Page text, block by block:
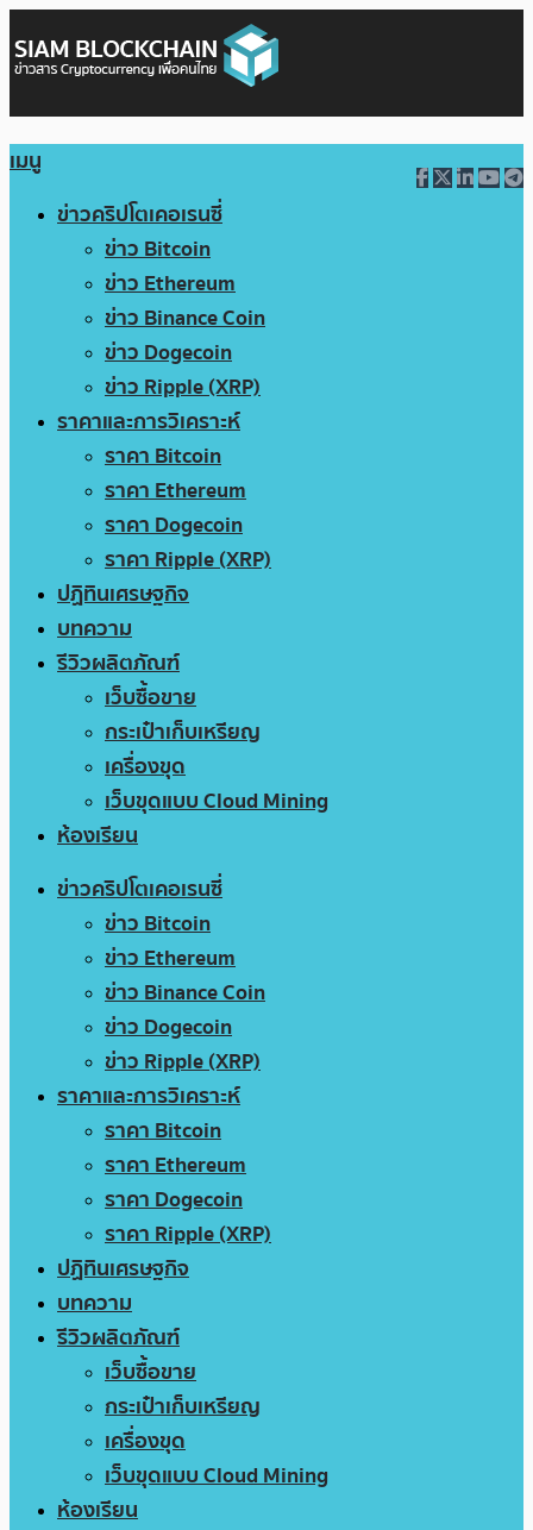
เมนู
ข่าวคริปโตเคอเรนซี่
ข่าว Bitcoin
ข่าว Ethereum
ข่าว Binance Coin
ข่าว Dogecoin
ข่าว Ripple (XRP)
ราคาและการวิเคราะห์
ราคา Bitcoin
ราคา Ethereum
ราคา Dogecoin
ราคา Ripple (XRP)
ปฏิทินเศรษฐกิจ
บทความ
รีวิวผลิตภัณฑ์
เว็บซื้อขาย
กระเป๋าเก็บเหรียญ
เครื่องขุด
เว็บขุดแบบ Cloud Mining
ห้องเรียน
ข่าวคริปโตเคอเรนซี่
ข่าว Bitcoin
ข่าว Ethereum
ข่าว Binance Coin
ข่าว Dogecoin
ข่าว Ripple (XRP)
ราคาและการวิเคราะห์
ราคา Bitcoin
ราคา Ethereum
ราคา Dogecoin
ราคา Ripple (XRP)
ปฏิทินเศรษฐกิจ
บทความ
รีวิวผลิตภัณฑ์
เว็บซื้อขาย
กระเป๋าเก็บเหรียญ
เครื่องขุด
เว็บขุดแบบ Cloud Mining
ห้องเรียน